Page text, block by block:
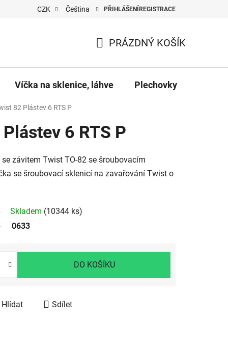
CZK Čeština PŘIHLÁŠENÍ REGISTRACE
KOŠÍK
PRÁZDNÝ KOŠÍK
Víčka na sklenice, láhve Plechovky
82 Plástev 6 RTS P
6 RTS P
závitem Twist TO-82 se šroubovacím
se šroubovací sklenicí na zavařování Twist o
Skladem (10344 ks)
0633
DO KOŠÍKU
Hlídat Sdílet